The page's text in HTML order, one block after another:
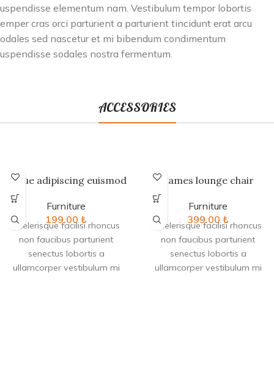
elementum nam. Vestibulum tempor lobortis
cras orci parturient a parturient tincidunt erat arcu
sed nascetur et mi bibendum condimentum
sodales nostra fermentum.
ACCESSORIES
Augue adipiscing euismod
Furniture
199.00 ₺
Scelerisque facilisi rhoncus
non faucibus parturient
senectus lobortis a
ullamcorper vestibulum mi
Eames lounge chair
Furniture
399.00 ₺
Scelerisque facilisi rhoncus
non faucibus parturient
senectus lobortis a
ullamcorper vestibulum mi